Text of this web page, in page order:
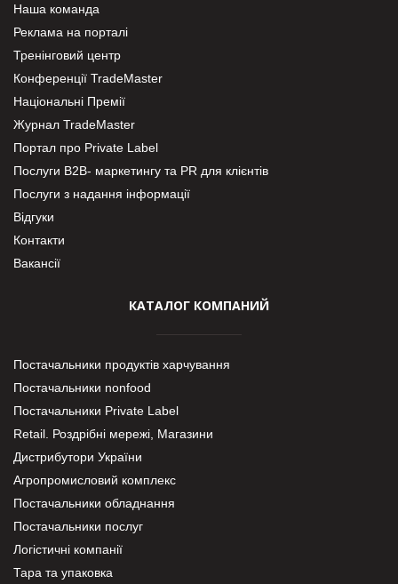
Наша команда
Реклама на порталі
Тренінговий центр
Конференції TradeMaster
Національні Премії
Журнал TradeMaster
Портал про Private Label
Послуги В2В- маркетингу та PR для клієнтів
Послуги з надання інформації
Відгуки
Контакти
Вакансії
КАТАЛОГ КОМПАНИЙ
Постачальники продуктів харчування
Постачальники nonfood
Постачальники Private Label
Retail. Роздрібні мережі, Магазини
Дистрибутори України
Агропромисловий комплекс
Постачальники обладнання
Постачальники послуг
Логістичні компанії
Тара та упаковка